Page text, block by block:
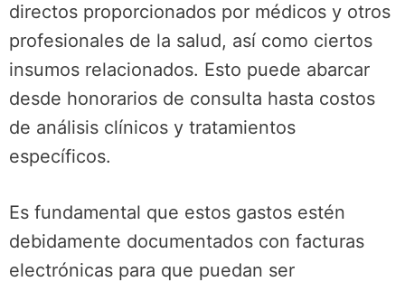
directos proporcionados por médicos y otros
profesionales de la salud, así como ciertos
insumos relacionados. Esto puede abarcar
desde honorarios de consulta hasta costos
de análisis clínicos y tratamientos
específicos.
Es fundamental que estos gastos estén
debidamente documentados con facturas
electrónicas para que puedan ser